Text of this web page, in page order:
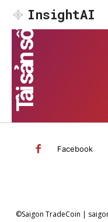
InsightAI
Tài sản số
Facebook
©Saigon TradeCoin |